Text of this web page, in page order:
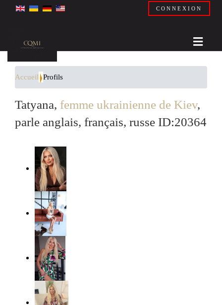
CONNEXION
Accueil Profils
Tatyana, femme ukrainienne de Kiev,
parle anglais, français, russe ID:20364